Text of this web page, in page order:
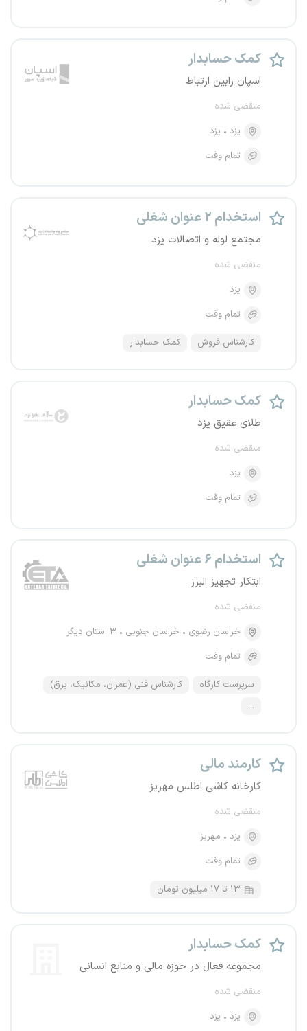
کمک حسابدار
اسپان رابین ارتباط
منقضی شده
یزد
یزد
تمام وقت
استخدام ۲ عنوان شغلی
مجتمع لوله و اتصالات یزد
منقضی شده
یزد
تمام وقت
کارشناس فروش کمک حسابدار
کمک حسابدار
طلای عقیق یزد
منقضی شده
یزد
تمام وقت
استخدام ۶ عنوان شغلی
ابتکار تجهیز البرز
منقضی شده
خراسان رضوی
خراسان جنوبی
۳ استان دیگر
تمام وقت
سرپرست کارگاه
کارشناس فنی (عمران، مکانیک، برق)
...
کارمند مالی
کارخانه کاشی اطلس مهریز
منقضی شده
یزد
مهریز
تمام وقت
۱۳ تا ۱۷ میلیون تومان
کمک حسابدار
مجموعه فعال در حوزه مالی و منابع انسانی
منقضی شده
یزد
یزد